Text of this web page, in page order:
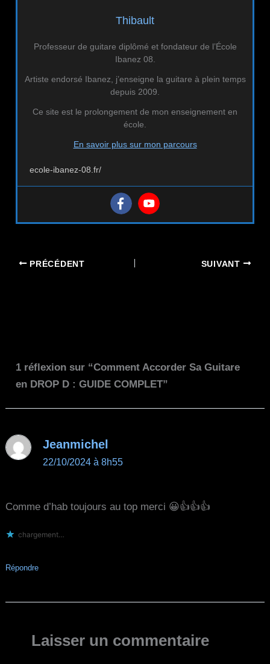
Thibault
Professeur de guitare diplômé et fondateur de l’École
Ibanez 08.
Artiste endorsé Ibanez, j’enseigne la guitare à plein temps
depuis 2009.
Ce site est le prolongement de mon enseignement en
école.
En savoir plus sur mon parcours
ecole-ibanez-08.fr/
PRÉCÉDENT SUIVANT
1 réflexion sur “Comment Accorder Sa Guitare
en DROP D : GUIDE COMPLET”
Jeanmichel
22/10/2024 à 8h55
Comme d’hab toujours au top merci 😀👍👍👍
chargement…
Répondre
Laisser un commentaire